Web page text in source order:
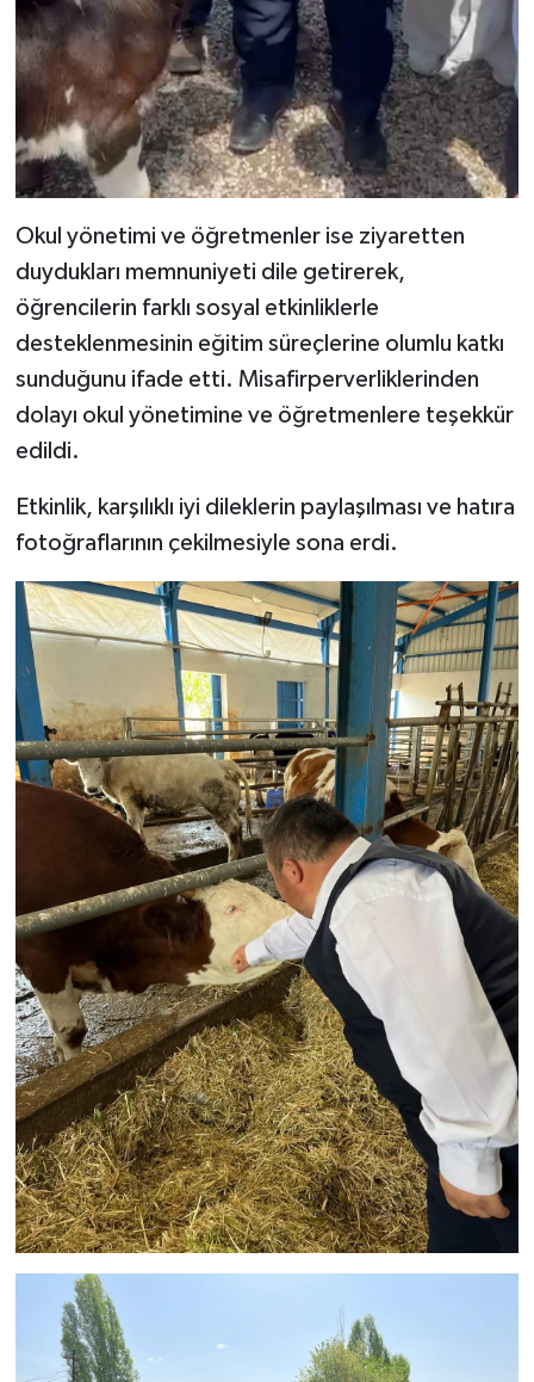
Okul yönetimi ve öğretmenler ise ziyaretten
duydukları memnuniyeti dile getirerek,
öğrencilerin farklı sosyal etkinliklerle
desteklenmesinin eğitim süreçlerine olumlu katkı
sunduğunu ifade etti. Misafirperverliklerinden
dolayı okul yönetimine ve öğretmenlere teşekkür
edildi.
Etkinlik, karşılıklı iyi dileklerin paylaşılması ve hatıra
fotoğraflarının çekilmesiyle sona erdi.